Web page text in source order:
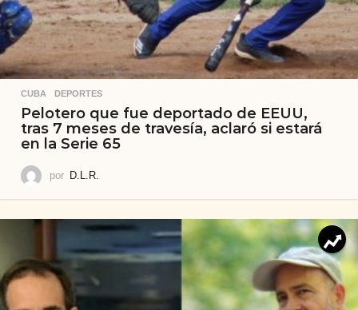
CUBA ,DEPORTES
Pelotero que fue deportado de EEUU,
tras 7 meses de travesía, aclaró si estará
en la Serie 65
por D.L.R.